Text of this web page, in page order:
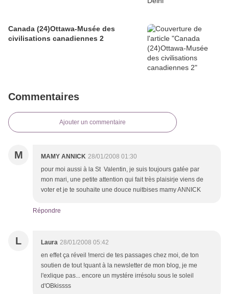
Canada (24)Ottawa-Musée des
civilisations canadiennes 2
Commentaires
Ajouter un commentaire
M MAMY ANNICK 28/01/2008 01:30
pour moi aussi à la St Valentin, je suis toujours gatée par
mon mari, une petite attention qui fait très plaisirje viens de
voter et je te souhaite une douce nuitbises mamy ANNICK
Répondre
L Laura 28/01/2008 05:42
en effet ça réveil !merci de tes passages chez moi, de ton
soutien de tout !quant à la newsletter de mon blog, je me
l'exlique pas... encore un mystére irrésolu sous le soleil
d'OBkissss